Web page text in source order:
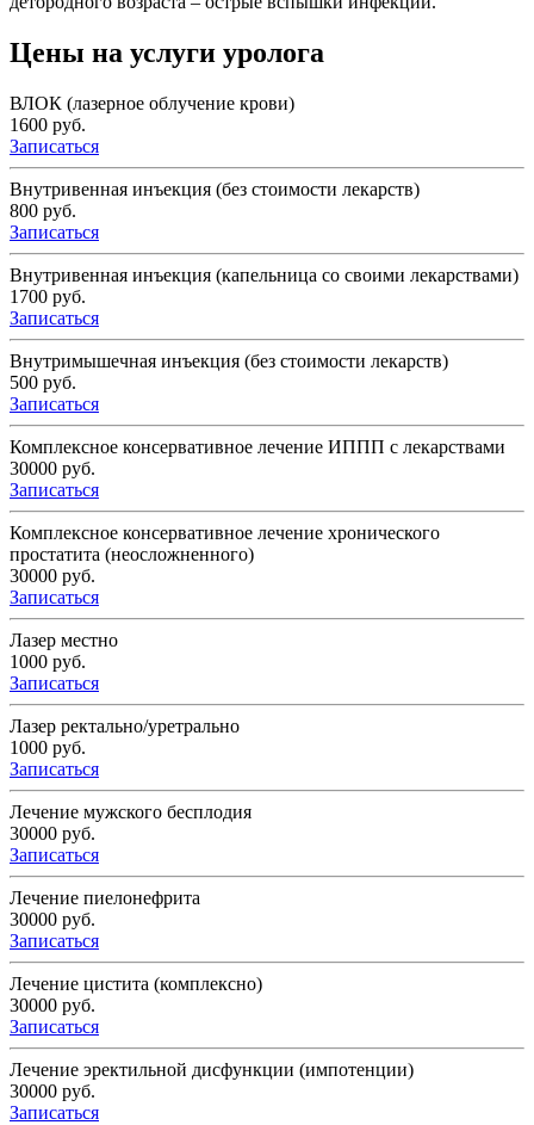
Цены на услуги уролога
ВЛОК (лазерное облучение крови)
1600 руб.
Записаться
Внутривенная инъекция (без стоимости лекарств)
800 руб.
Записаться
Внутривенная инъекция (капельница со своими лекарствами)
1700 руб.
Записаться
Внутримышечная инъекция (без стоимости лекарств)
500 руб.
Записаться
Комплексное консервативное лечение ИППП с лекарствами
30000 руб.
Записаться
Комплексное консервативное лечение хронического
простатита (неосложненного)
30000 руб.
Записаться
Лазер местно
1000 руб.
Записаться
Лазер ректально/уретрально
1000 руб.
Записаться
Лечение мужского бесплодия
30000 руб.
Записаться
Лечение пиелонефрита
30000 руб.
Записаться
Лечение цистита (комплексно)
30000 руб.
Записаться
Лечение эректильной дисфункции (импотенции)
30000 руб.
Записаться